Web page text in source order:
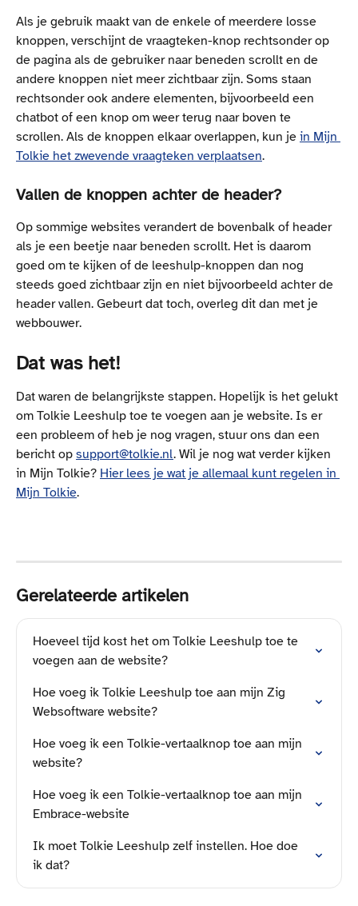
Als je gebruik maakt van de enkele of meerdere losse
knoppen, verschijnt de vraagteken-knop rechtsonder op
de pagina als de gebruiker naar beneden scrollt en de
andere knoppen niet meer zichtbaar zijn. Soms staan
rechtsonder ook andere elementen, bijvoorbeeld een
chatbot of een knop om weer terug naar boven te
scrollen. Als de knoppen elkaar overlappen, kun je in Mijn
Tolkie het zwevende vraagteken verplaatsen.
Vallen de knoppen achter de header?
Op sommige websites verandert de bovenbalk of header
als je een beetje naar beneden scrollt. Het is daarom
goed om te kijken of de leeshulp-knoppen dan nog
steeds goed zichtbaar zijn en niet bijvoorbeeld achter de
header vallen. Gebeurt dat toch, overleg dit dan met je
webbouwer.
Dat was het!
Dat waren de belangrijkste stappen. Hopelijk is het gelukt
om Tolkie Leeshulp toe te voegen aan je website. Is er
een probleem of heb je nog vragen, stuur ons dan een
bericht op support@tolkie.nl. Wil je nog wat verder kijken
in Mijn Tolkie? Hier lees je wat je allemaal kunt regelen in
Mijn Tolkie.
Gerelateerde artikelen
Hoeveel tijd kost het om Tolkie Leeshulp toe te
voegen aan de website?
Hoe voeg ik Tolkie Leeshulp toe aan mijn Zig
Websoftware website?
Hoe voeg ik een Tolkie-vertaalknop toe aan mijn
website?
Hoe voeg ik een Tolkie-vertaalknop toe aan mijn
Embrace-website
Ik moet Tolkie Leeshulp zelf instellen. Hoe doe
ik dat?